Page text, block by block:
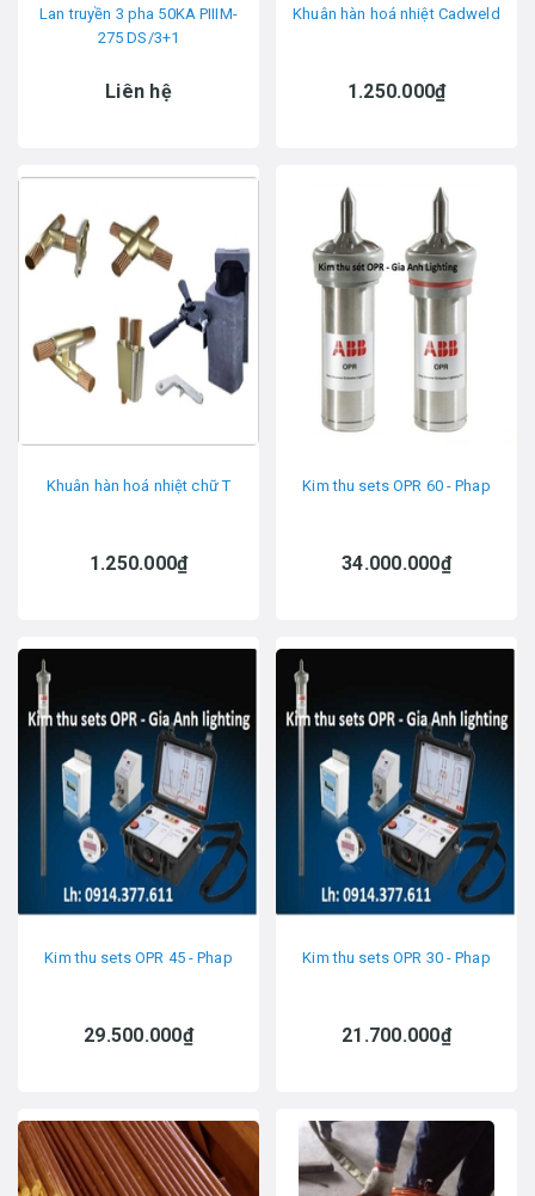
Lan truyền 3 pha 50KA PIIIM-
275 DS/3+1
Liên hệ
Khuân hàn hoá nhiệt Cadweld
1.250.000₫
Khuân hàn hoá nhiệt chữ T
1.250.000₫
Kim thu sets OPR 60 - Phap
34.000.000₫
Kim thu sets OPR 45 - Phap
29.500.000₫
Kim thu sets OPR 30 - Phap
21.700.000₫